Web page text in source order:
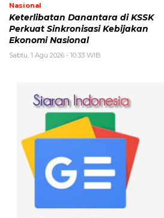
Nasional
Keterlibatan Danantara di KSSK
Perkuat Sinkronisasi Kebijakan
Ekonomi Nasional
Sabtu, 1 Agu 2026 - 10:33 WIB